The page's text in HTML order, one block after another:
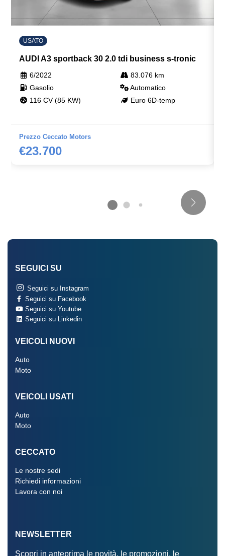
USATO
AUDI A3 sportback 30 2.0 tdi business s-tronic
6/2022
83.076 km
Gasolio
Automatico
116 CV (85 KW)
Euro 6D-temp
Prezzo Ceccato Motors
€23.700
SEGUICI SU
Seguici su Instagram
Seguici su Facebook
Seguici su Youtube
Seguici su Linkedin
VEICOLI NUOVI
Auto
Moto
VEICOLI USATI
Auto
Moto
CECCATO
Le nostre sedi
Richiedi informazioni
Lavora con noi
NEWSLETTER
Scopri in anteprima le novità, le promozioni, le